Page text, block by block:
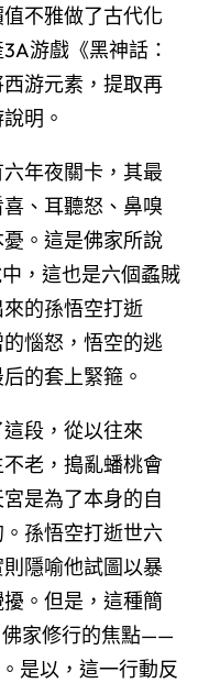
不雅做了古代化
游戲《黑神話：
游元素，提取再
明。
六年夜關卡，其最
、耳聽怒、鼻嗅
。這是佛家所說
，這也是六個蟊賊
的孫悟空打逝
惱怒，悟空的逃
的套上緊箍。
段，從以往來
老，搗亂蟠桃會
是為了本身的自
孫悟空打逝世六
隱喻他試圖以暴
。但是，這種簡
佛家修行的焦點——
是以，這一行動反